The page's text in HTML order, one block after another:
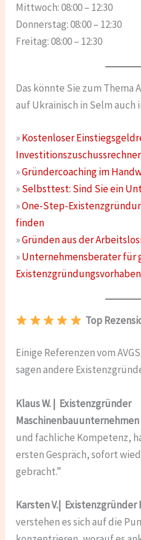
Mittwoch: 08:00 – 12:30
Donnerstag: 08:00 – 12:30
Freitag: 08:00 – 12:30
Das könnte Sie zum Thema
auf Ukrainisch in Selm auch
»Kostenloser
Investitionszuschussrechner
»Gründercoaching im
»Selbsttest: Sind Sie ein
»One-Step-
finden
»Gründen aus der
»Unternehmensberater für
Top
Einige Referenzen vom
sagen andere
Klaus W. | Existenzgründer
und fachliche Kompetenz,
ersten Gespräch, sofort
gebracht.”
Karsten V.|
verstehen es sich auf die